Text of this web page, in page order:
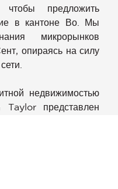
предложить
в кантоне Во. Мы
микрорынков
опираясь на силу
недвижимостью
представлен
обеспечивая